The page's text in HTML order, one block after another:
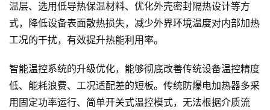
温层、选用低导热保温材料、优化外壳密封隔热设计等方
式，降低设备表面散热损失，减少外界环境温度对内部加热
工况的干扰，有效提升热能利用率。
智能温控系统的升级优化，能够彻底改善传统设备温控精度
低、能耗浪费、工况适配差的短板。传统防爆电加热器多采
用固定功率运行、简单开关式温控模式，无法根据介质流